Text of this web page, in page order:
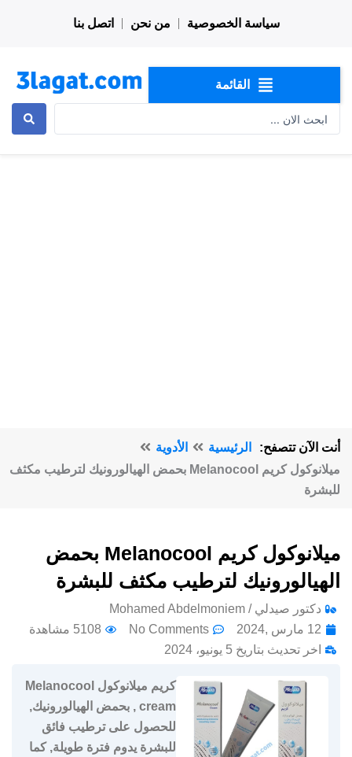
سياسة الخصوصية من نحن اتصل بنا
القائمة
أنت الآن تتصفح: الرئيسية
الأدوية
ميلانوكول كريم Melanocool بحمض الهيالورونيك لترطيب مكثف
للبشرة
ميلانوكول كريم Melanocool بحمض
الهيالورونيك لترطيب مكثف للبشرة
دكتور صيدلي / Mohamed Abdelmoniem
12 مارس ,2024
No Comments
5108 مشاهدة
اخر تحديث بتاريخ 5 يونيو، 2024
كريم ميلانوكول Melanocool
cream , بحمض الهيالورونيك,
للحصول على ترطيب فائق
للبشرة يدوم فترة طويلة, كما